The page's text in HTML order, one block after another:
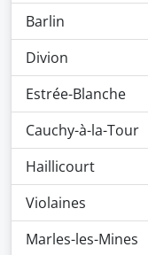
Barlin
Divion
Estrée-Blanche
Cauchy-à-la-Tour
Haillicourt
Violaines
Marles-les-Mines